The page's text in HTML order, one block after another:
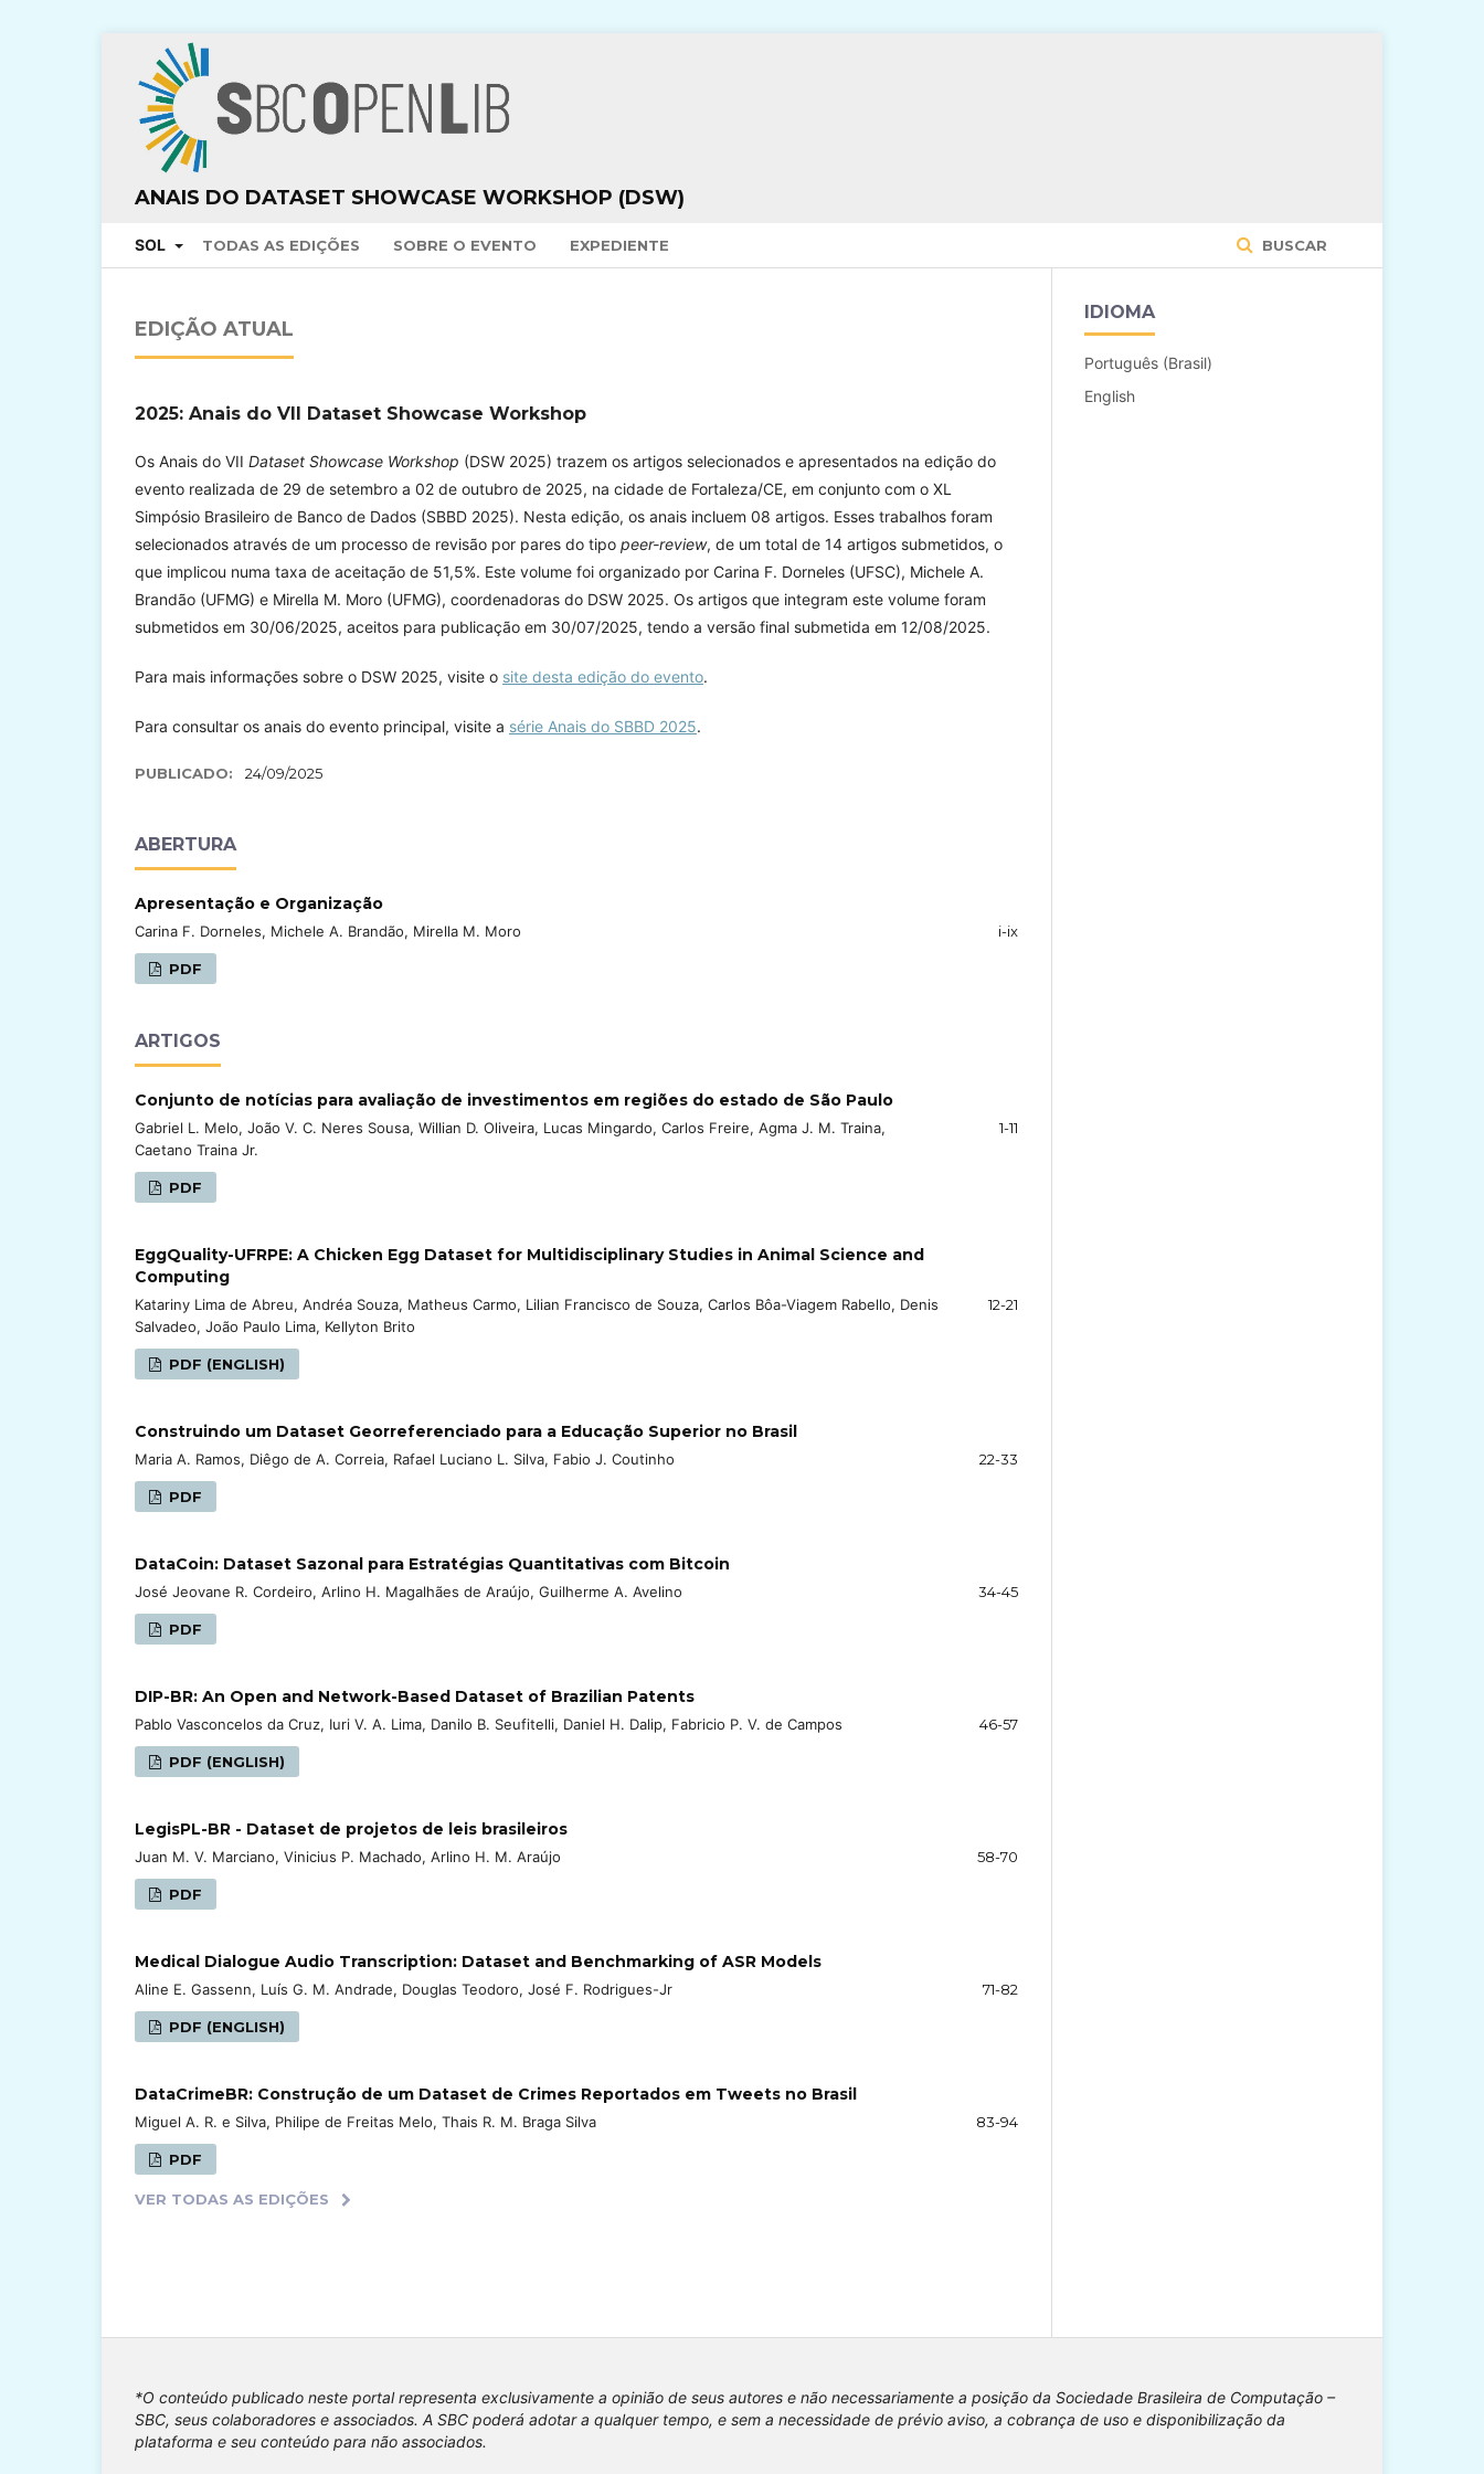
ANAIS DO DATASET SHOWCASE WORKSHOP (DSW)
SOL TODAS AS EDIÇÕES SOBRE O EVENTO EXPEDIENTE BUSCAR
EDIÇÃO ATUAL
2025: Anais do VII Dataset Showcase Workshop
Os Anais do VII Dataset Showcase Workshop (DSW 2025) trazem os artigos selecionados e apresentados na edição do
evento realizada de 29 de setembro a 02 de outubro de 2025, na cidade de Fortaleza/CE, em conjunto com o XL
Simpósio Brasileiro de Banco de Dados (SBBD 2025). Nesta edição, os anais incluem 08 artigos. Esses trabalhos foram
selecionados através de um processo de revisão por pares do tipo peer-review, de um total de 14 artigos submetidos, o
que implicou numa taxa de aceitação de 51,5%. Este volume foi organizado por Carina F. Dorneles (UFSC), Michele A.
Brandão (UFMG) e Mirella M. Moro (UFMG), coordenadoras do DSW 2025. Os artigos que integram este volume foram
submetidos em 30/06/2025, aceitos para publicação em 30/07/2025, tendo a versão final submetida em 12/08/2025.
Para mais informações sobre o DSW 2025, visite o site desta edição do evento.
Para consultar os anais do evento principal, visite a série Anais do SBBD 2025.
PUBLICADO: 24/09/2025
ABERTURA
Apresentação e Organização
Carina F. Dorneles, Michele A. Brandão, Mirella M. Moro i-ix
PDF
ARTIGOS
Conjunto de notícias para avaliação de investimentos em regiões do estado de São Paulo
Gabriel L. Melo, João V. C. Neres Sousa, Willian D. Oliveira, Lucas Mingardo, Carlos Freire, Agma J. M. Traina,
Caetano Traina Jr.
1-11
PDF
EggQuality-UFRPE: A Chicken Egg Dataset for Multidisciplinary Studies in Animal Science and
Computing
Katariny Lima de Abreu, Andréa Souza, Matheus Carmo, Lilian Francisco de Souza, Carlos Bôa-Viagem Rabello, Denis
Salvadeo, João Paulo Lima, Kellyton Brito
12-21
PDF (ENGLISH)
Construindo um Dataset Georreferenciado para a Educação Superior no Brasil
Maria A. Ramos, Diêgo de A. Correia, Rafael Luciano L. Silva, Fabio J. Coutinho 22-33
PDF
DataCoin: Dataset Sazonal para Estratégias Quantitativas com Bitcoin
José Jeovane R. Cordeiro, Arlino H. Magalhães de Araújo, Guilherme A. Avelino 34-45
PDF
DIP-BR: An Open and Network-Based Dataset of Brazilian Patents
Pablo Vasconcelos da Cruz, Iuri V. A. Lima, Danilo B. Seufitelli, Daniel H. Dalip, Fabricio P. V. de Campos 46-57
PDF (ENGLISH)
LegisPL-BR - Dataset de projetos de leis brasileiros
Juan M. V. Marciano, Vinicius P. Machado, Arlino H. M. Araújo 58-70
PDF
Medical Dialogue Audio Transcription: Dataset and Benchmarking of ASR Models
Aline E. Gassenn, Luís G. M. Andrade, Douglas Teodoro, José F. Rodrigues-Jr 71-82
PDF (ENGLISH)
DataCrimeBR: Construção de um Dataset de Crimes Reportados em Tweets no Brasil
Miguel A. R. e Silva, Philipe de Freitas Melo, Thais R. M. Braga Silva 83-94
PDF
VER TODAS AS EDIÇÕES
IDIOMA
Português (Brasil)
English
*O conteúdo publicado neste portal representa exclusivamente a opinião de seus autores e não necessariamente a posição da Sociedade Brasileira de Computação –
SBC, seus colaboradores e associados. A SBC poderá adotar a qualquer tempo, e sem a necessidade de prévio aviso, a cobrança de uso e disponibilização da
plataforma e seu conteúdo para não associados.